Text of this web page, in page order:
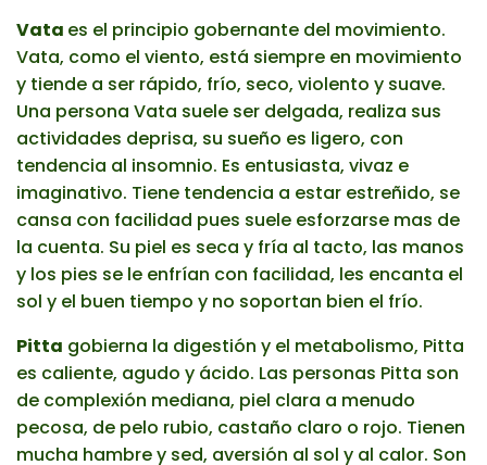
Vata es el principio gobernante del movimiento.
Vata, como el viento, está siempre en movimiento
y tiende a ser rápido, frío, seco, violento y suave.
Una persona Vata suele ser delgada, realiza sus
actividades deprisa, su sueño es ligero, con
tendencia al insomnio. Es entusiasta, vivaz e
imaginativo. Tiene tendencia a estar estreñido, se
cansa con facilidad pues suele esforzarse mas de
la cuenta. Su piel es seca y fría al tacto, las manos
y los pies se le enfrían con facilidad, les encanta el
sol y el buen tiempo y no soportan bien el frío.
Pitta gobierna la digestión y el metabolismo, Pitta
es caliente, agudo y ácido. Las personas Pitta son
de complexión mediana, piel clara a menudo
pecosa, de pelo rubio, castaño claro o rojo. Tienen
mucha hambre y sed, aversión al sol y al calor. Son